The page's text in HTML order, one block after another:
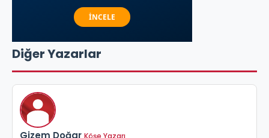
Diğer Yazarlar
Gizem Doğar